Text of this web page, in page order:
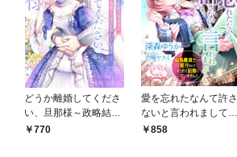
どうか離婚してくださ
い、旦那様～政略結婚
の冷淡夫が情熱求愛し
770
愛を忘れたなんて許さ
ないと言われまして
も。偏執魔道士との蜜
858